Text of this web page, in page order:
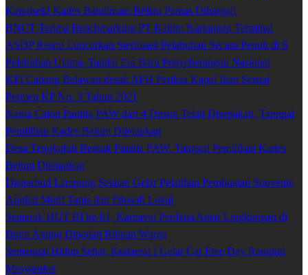
Kapolsek! Kades Batuliman: Beliau Pantas Dihargai!
BNCT Terima Benchmarking PT Kaltim Kariangau Terminal
ASDP Resmi Luncurkan Sterilisasi Pelabuhan Secara Penuh di 6
Pelabuhan Utama, Tandai Era Baru Penyeberangan Nasional
KPI Cabang Belawan desak APH Periksa Kapal Ikan Sesuai
Permen KP No. 3 Tahun 2021
Nama Calon Panitia PAW dari 4 Dusun Telah Disepakati, Tanggal
Pemilihan Kades Belum Ditetapkan
Desa Tengkujuh Bentuk Panitia PAW, Tanggal Pemilihan Kades
Belum Ditetapkan
Disparbud Lampung Selatan Gelar Pelatihan Pembuatan Souvenir,
Angkat Motif Tapis dan Filosofi Lokal
Semarak HUT RI ke-81, Karnaval Perdana Antar Lingkungan di
Bumi Agung Dipadati Ribuan Warga
Semangat Hidup Sehat, Kodaeral I Gelar Car Free Day Rangkul
Masyarakat